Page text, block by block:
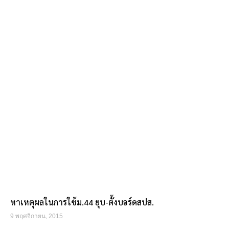
หาเหตุผลในการใช้ม.44 ยุบ-ตั้งบอร์ดสปส.
9 พฤศจิกายน, 2015